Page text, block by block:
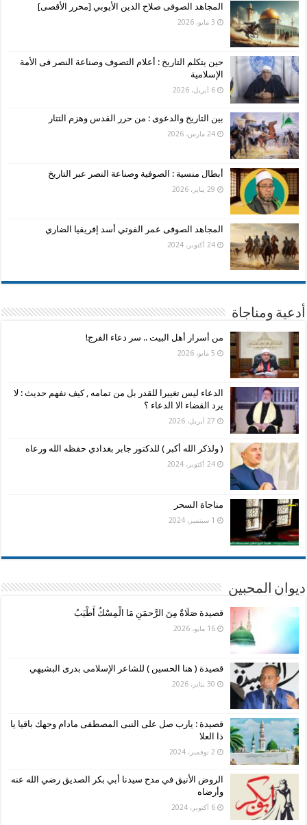
المجاهد الصوفى صلاح الدين الأيوبي [محرر الأقصى]
3 مايو، 2026
حين يتكلم التاريخ : أعلام التصوف وصناعة النصر فى الأمة
الإسلامية
6 أبريل، 2026
بين التاريخ والدعوى : من حرر القدس وهزم التتار
24 مارس، 2026
أبطال منسية : الصوفية وصناعة النصر عبر التاريخ
29 يناير، 2026
المجاهد الصوفى عمر الفوتي أسد إفريقيا الضاري
24 أكتوبر، 2024
أدعية ومناجاة
من أسرار أهل البيت .. سر دعاء الفرج!
5 مايو، 2026
الدعاء ليس تغييرا للقدر بل من تمامه , كيف نفهم حديث : لا
يرد القضاء الا الدعاء ؟
27 أبريل، 2026
( ولذكر الله أكبر ) للدكتور جابر بغدادي حفظه الله ورعاه
24 أكتوبر، 2024
مناجاة السحر
1 سبتمبر، 2024
ديوان المحبين
قصيدة صَلَاةٌ مِنَ الرَّحمَنِ مَا الْمِسْكُ أَطْيَبُ
16 مايو، 2026
قصيدة ( هنا الحسين ) للشاعر الإسلامى بدرى البشيهي
30 يناير، 2026
قصيدة : يارب صل على النبى المصطفى مادام وجهك باقيا يا
ذا العلا
2 نوفمبر، 2024
الروض الأنيق في مدح سيدنا أبي بكر الصديق رضي الله عنه
وأرضاه
6 أكتوبر، 2024